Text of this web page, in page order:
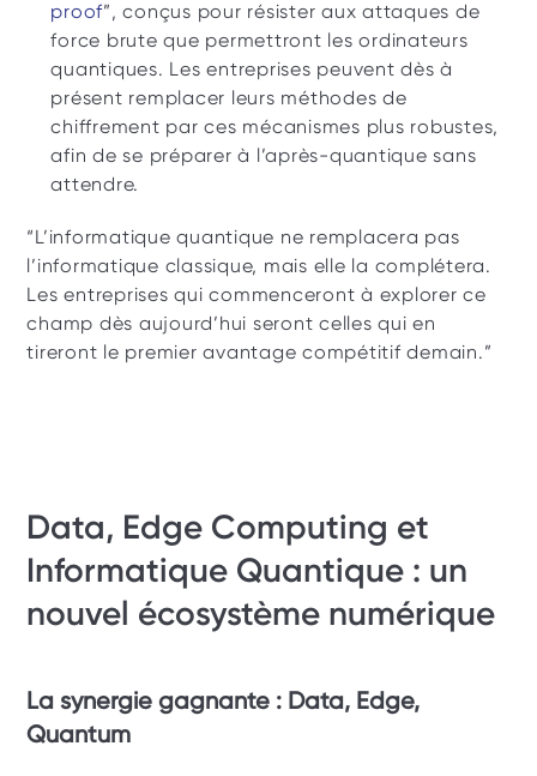
proof”, conçus pour résister aux attaques de
force brute que permettront les ordinateurs
quantiques. Les entreprises peuvent dès à
présent remplacer leurs méthodes de
chiffrement par ces mécanismes plus robustes,
afin de se préparer à l’après-quantique sans
attendre.
“L’informatique quantique ne remplacera pas
l’informatique classique, mais elle la complétera.
Les entreprises qui commenceront à explorer ce
champ dès aujourd’hui seront celles qui en
tireront le premier avantage compétitif demain.”
Data, Edge Computing et
Informatique Quantique : un
nouvel écosystème numérique
La synergie gagnante : Data, Edge,
Quantum